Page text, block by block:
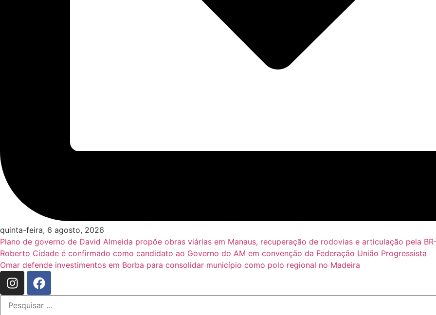
quinta-feira, 6 agosto, 2026
Plano de governo de David Almeida propõe obras viárias em Manaus, recuperação de rodovias e articulação pela
Roberto Cidade é confirmado como candidato ao Governo do AM em convenção da Federação União Progressista
Omar defende investimentos em Borba para consolidar município como polo regional no Madeira